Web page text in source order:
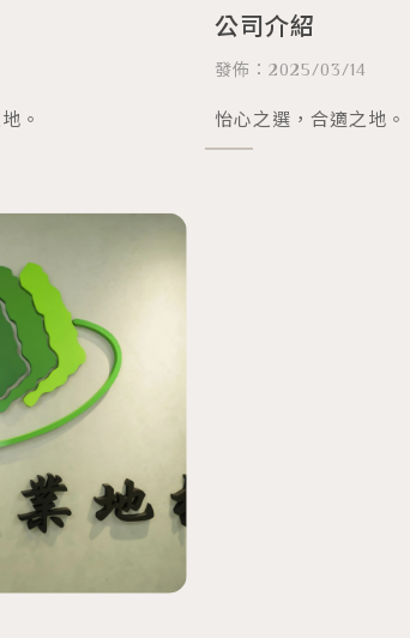
。
公司介紹
發佈：2025/03/14
怡心之選，合適之地。